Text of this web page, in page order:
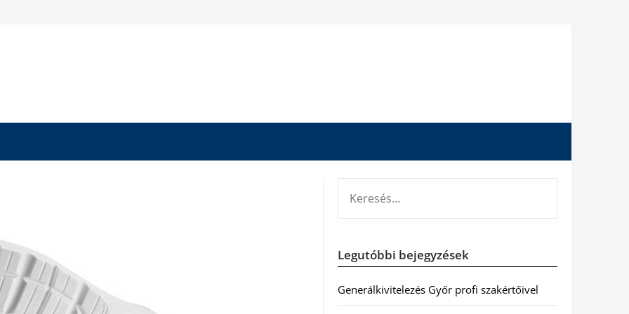
Legutóbbi bejegyzések
Generálkivitelezés Győr profi szakértőivel